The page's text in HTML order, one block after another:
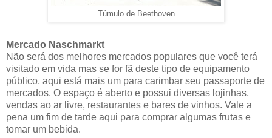
Túmulo de Beethoven
Mercado Naschmarkt
Não será dos melhores mercados populares que você terá
visitado em vida mas se for fã deste tipo de equipamento
público, aqui está mais um para carimbar seu passaporte de
mercados. O espaço é aberto e possui diversas lojinhas,
vendas ao ar livre, restaurantes e bares de vinhos. Vale a
pena um fim de tarde aqui para comprar algumas frutas e
tomar um bebida.